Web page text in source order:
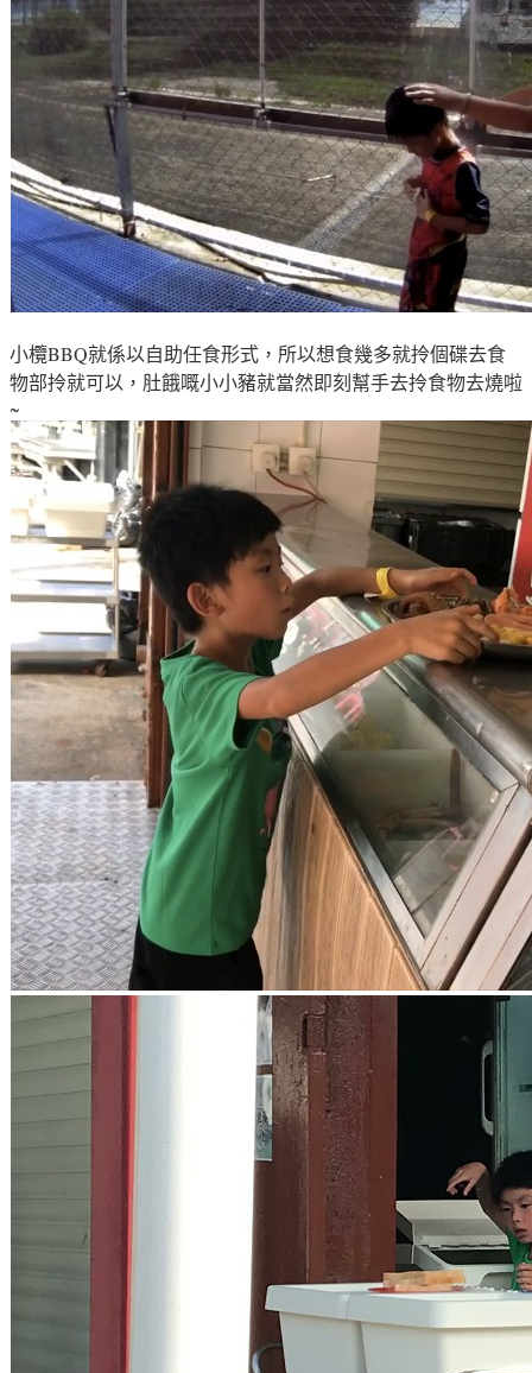
小欖BBQ就係以自助任食形式 ，所以想食幾多就拎個碟去食
物部拎就可以 ， 肚餓嘅小小豬就當然即刻幫手去拎食物去燒啦
~